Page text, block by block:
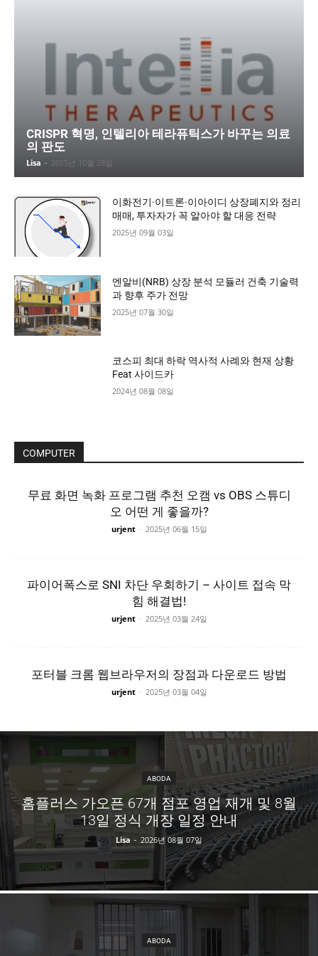
CRISPR 혁명, 인텔리아 테라퓨틱스가 바꾸는 의료
의 판도
Lisa - 2025년 10월 28일
이화전기·이트론·이아이디 상장폐지와 정리
매매, 투자자가 꼭 알아야 할 대응 전략
2025년 09월 03일
엔알비(NRB) 상장 분석 모듈러 건축 기술력
과 향후 주가 전망
2025년 07월 30일
코스피 최대 하락 역사적 사례와 현재 상황
Feat 사이드카
2024년 08월 08일
COMPUTER
무료 화면 녹화 프로그램 추천 오캠 vs OBS 스튜디
오 어떤 게 좋을까?
urjent - 2025년 06월 15일
파이어폭스로 SNI 차단 우회하기 – 사이트 접속 막
힘 해결법!
urjent - 2025년 03월 24일
포터블 크롬 웹브라우저의 장점과 다운로드 방법
urjent - 2025년 03월 04일
ABODA
홈플러스 가오픈 67개 점포 영업 재개 및 8월
13일 정식 개장 일정 안내
Lisa - 2026년 08월 07일
ABODA